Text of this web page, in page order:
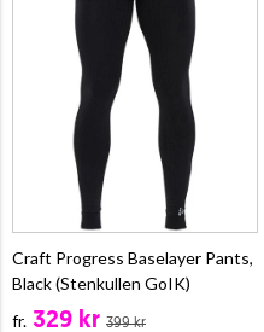
Craft Progress Baselayer Pants,
Black (Stenkullen GoIK)
fr. 329 kr 399 kr